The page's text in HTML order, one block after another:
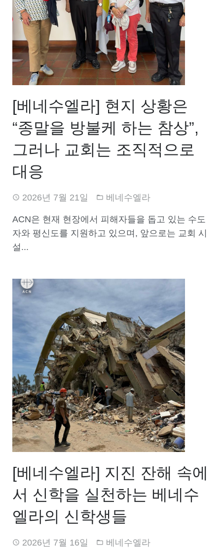
[베네수엘라] 현지 상황은
“종말을 방불케 하는 참상”,
그러나 교회는 조직적으로
대응
2026년 7월 21일 베네수엘라
ACN은 현재 현장에서 피해자들을 돕고 있는 수도
자와 평신도를 지원하고 있으며, 앞으로는 교회 시
설...
[베네수엘라] 지진 잔해 속에
서 신학을 실천하는 베네수
엘라의 신학생들
2026년 7월 16일 베네수엘라